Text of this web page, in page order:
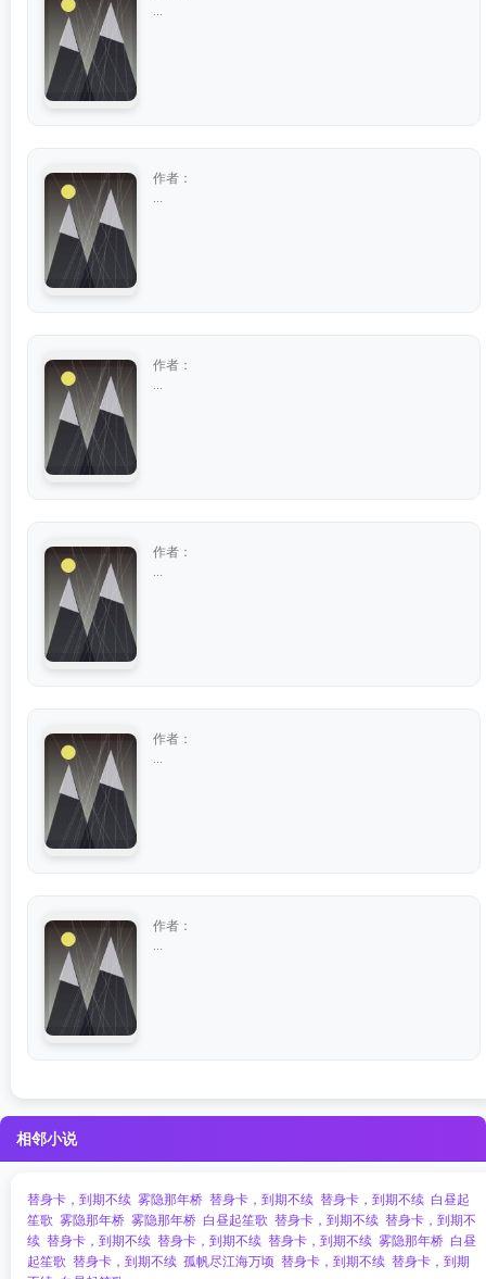
作者：
作者：
作者：
作者：
作者：
相邻小说
替身卡，到期不续 雾隐那年桥 替身卡，到期不续 替身卡，到期不续 白昼起
笙歌 雾隐那年桥 雾隐那年桥 白昼起笙歌 替身卡，到期不续 替身卡，到期不
续 替身卡，到期不续 替身卡，到期不续 替身卡，到期不续 雾隐那年桥 白昼
起笙歌 替身卡，到期不续 孤帆尽江海万顷 替身卡，到期不续 替身卡，到期